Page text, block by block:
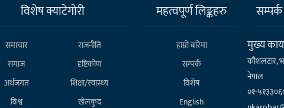
विशेष क्याटेगाेरी
समाचार
राजनीति
समाज
दृष्टिकोण
अर्थजगत
शिक्षा/स्वास्थ्य
विश्व
खेलकुद
महत्वपूर्ण लिङ्कहरु
हाम्राे बारेमा
सम्पर्क
विशेष
English
सम्पर्क
मुख्य
कौशलटार,
नेपाल
०१-